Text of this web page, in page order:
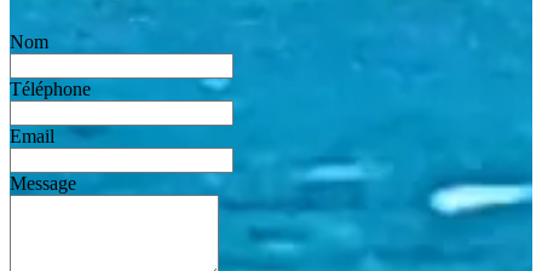
Nom
Téléphone
Email
Message